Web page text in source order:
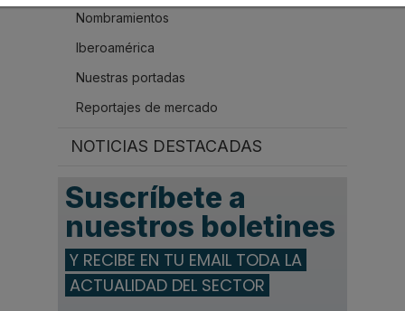
Nombramientos
Iberoamérica
Nuestras portadas
Reportajes de mercado
NOTICIAS DESTACADAS
Suscríbete a
nuestros boletines
Y RECIBE EN TU EMAIL TODA LA
ACTUALIDAD DEL SECTOR